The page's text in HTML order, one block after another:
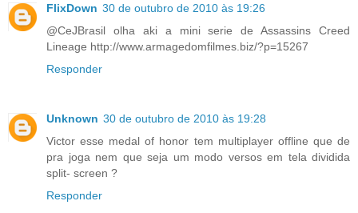
FlixDown 30 de outubro de 2010 às 19:26
@CeJBrasil olha aki a mini serie de Assassins Creed
Lineage http://www.armagedomfilmes.biz/?p=15267
Responder
Unknown 30 de outubro de 2010 às 19:28
Victor esse medal of honor tem multiplayer offline que de
pra joga nem que seja um modo versos em tela dividida
split- screen ?
Responder